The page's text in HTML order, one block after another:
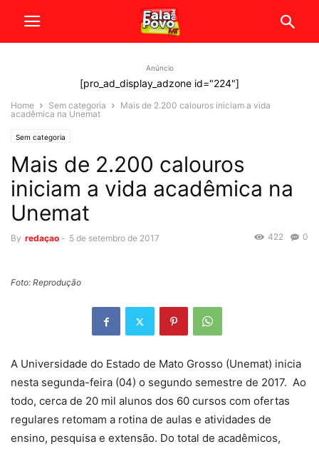
Anúncio
[pro_ad_display_adzone id="224"]
Home Sem categoria
Mais de 2.200 calouros iniciam a vida
acadêmica na Unemat
Sem categoria
Mais de 2.200 calouros
iniciam a vida acadêmica na
Unemat
By redaçao - 5 de setembro de 2017 0
422
Foto: Reprodução
A Universidade do Estado de Mato Grosso (Unemat) inicia
nesta segunda-feira (04) o segundo semestre de 2017. Ao
todo, cerca de 20 mil alunos dos 60 cursos com ofertas
regulares retomam a rotina de aulas e atividades de
ensino, pesquisa e extensão. Do total de acadêmicos,